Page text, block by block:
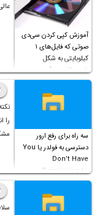
آموزش کپی کردن سی‌دی
صوتی که فایل‌های ۱
کیلوبایتی به شکل
شورت‌کات در آن موجود
است!
سه راه برای رفع ارور
دسترسی به فولدر یا You
Don’t Have
Permission to
Access this folder